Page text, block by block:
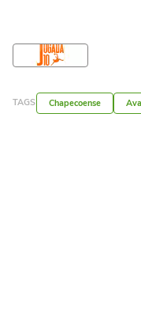
TAGS Chapecoense